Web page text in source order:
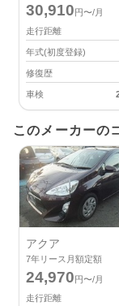
30,910円〜/月
走行距離
年式(初度登録)
修復歴
車検
このメーカーの
アクア
7年リース月額定額
24,970円〜/月
走行距離